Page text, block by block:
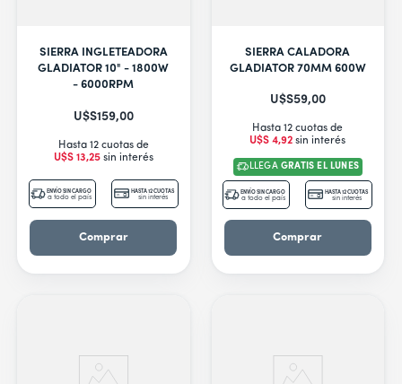
SIERRA INGLETEADORA
GLADIATOR 10" - 1800W
- 6000RPM
U$S159,00
Hasta 12 cuotas de
U$S 13,25sin interés
ENVÍO SIN CARGO
a todo el país
HASTA 12 CUOTAS
sin interés
Comprar
SIERRA CALADORA
GLADIATOR 70MM 600W
U$S59,00
Hasta 12 cuotas de
U$S 4,92 sin interés
LLEGA GRATIS EL LUNES
ENVÍO SIN CARGO
a todo el país
HASTA 12 CUOTAS
sin interés
Comprar